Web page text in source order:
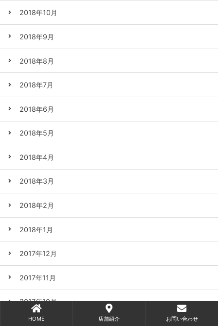
2018年10月
2018年9月
2018年8月
2018年7月
2018年6月
2018年5月
2018年4月
2018年3月
2018年2月
2018年1月
2017年12月
2017年11月
2017年10月
HOME 店舗紹介 お問い合わせ